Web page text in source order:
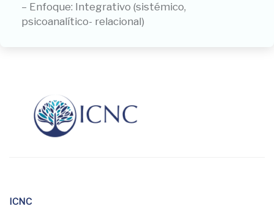
– Enfoque: Integrativo (sistémico,
psicoanalítico- relacional)
ICNC